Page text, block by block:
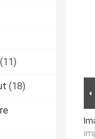
(11)
(18)